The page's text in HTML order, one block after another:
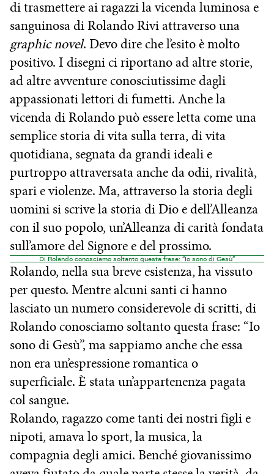
di trasmettere ai ragazzi la vicenda luminosa e
sanguinosa di Rolando Rivi attraverso una
graphic novel. Devo dire che l’esito è molto
positivo. I disegni ci riportano ad altre storie,
ad altre avventure conosciutissime dagli
appassionati lettori di fumetti. Anche la
vicenda di Rolando può essere letta come una
semplice storia di vita sulla terra, di vita
quotidiana, segnata da grandi ideali e
purtroppo attraversata anche da odii, rivalità,
spari e violenze. Ma, attraverso la storia degli
uomini si scrive la storia di Dio e dell’Alleanza
con il suo popolo, un’Alleanza di carità fondata
sull’amore del Signore e del prossimo.
Di Rolando conosciamo soltanto questa frase: “Io sono di Gesù”
Rolando, nella sua breve esistenza, ha vissuto
per questo. Mentre alcuni santi ci hanno
lasciato un numero considerevole di scritti, di
Rolando conosciamo soltanto questa frase: “Io
sono di Gesù”, ma sappiamo anche che essa
non era un’espressione romantica o
superficiale. È stata un’appartenenza pagata
col sangue.
Rolando, ragazzo come tanti dei nostri figli e
nipoti, amava lo sport, la musica, la
compagnia degli amici. Benché giovanissimo